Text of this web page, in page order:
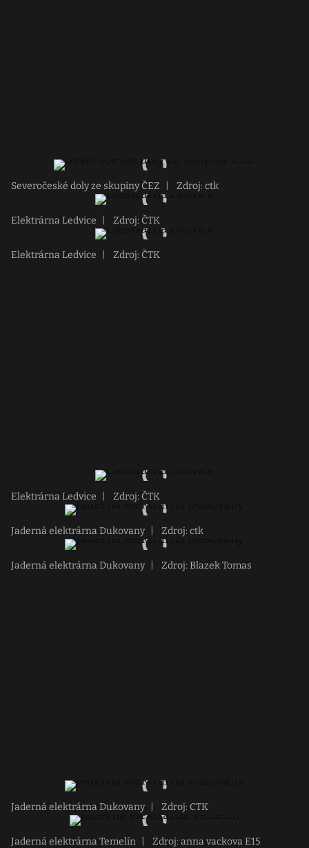
Severočeské doly ze skupiny ČEZ Zdroj: ctk
Elektrárna Ledvice Zdroj: ČTK
Elektrárna Ledvice Zdroj: ČTK
Elektrárna Ledvice Zdroj: ČTK
Jaderná elektrárna Dukovany Zdroj: ctk
Jaderná elektrárna Dukovany Zdroj: Blazek Tomas
Jaderná elektrárna Dukovany Zdroj: CTK
Jaderná elektrárna Temelín Zdroj: anna vackova E15